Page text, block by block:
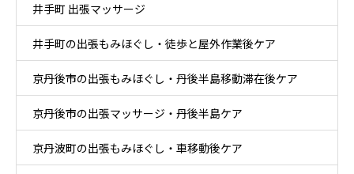
ア
井手町 出張マッサージ
井手町の出張もみほぐし・徒歩と屋外作業後ケア
京丹後市の出張もみほぐし・丹後半島移動滞在後ケア
京丹後市の出張マッサージ・丹後半島ケア
京丹波町の出張もみほぐし・車移動後ケア